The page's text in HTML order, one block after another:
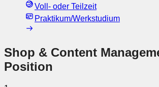
Voll- oder Teilzeit
Praktikum/Werkstudium
Shop & Content
Position